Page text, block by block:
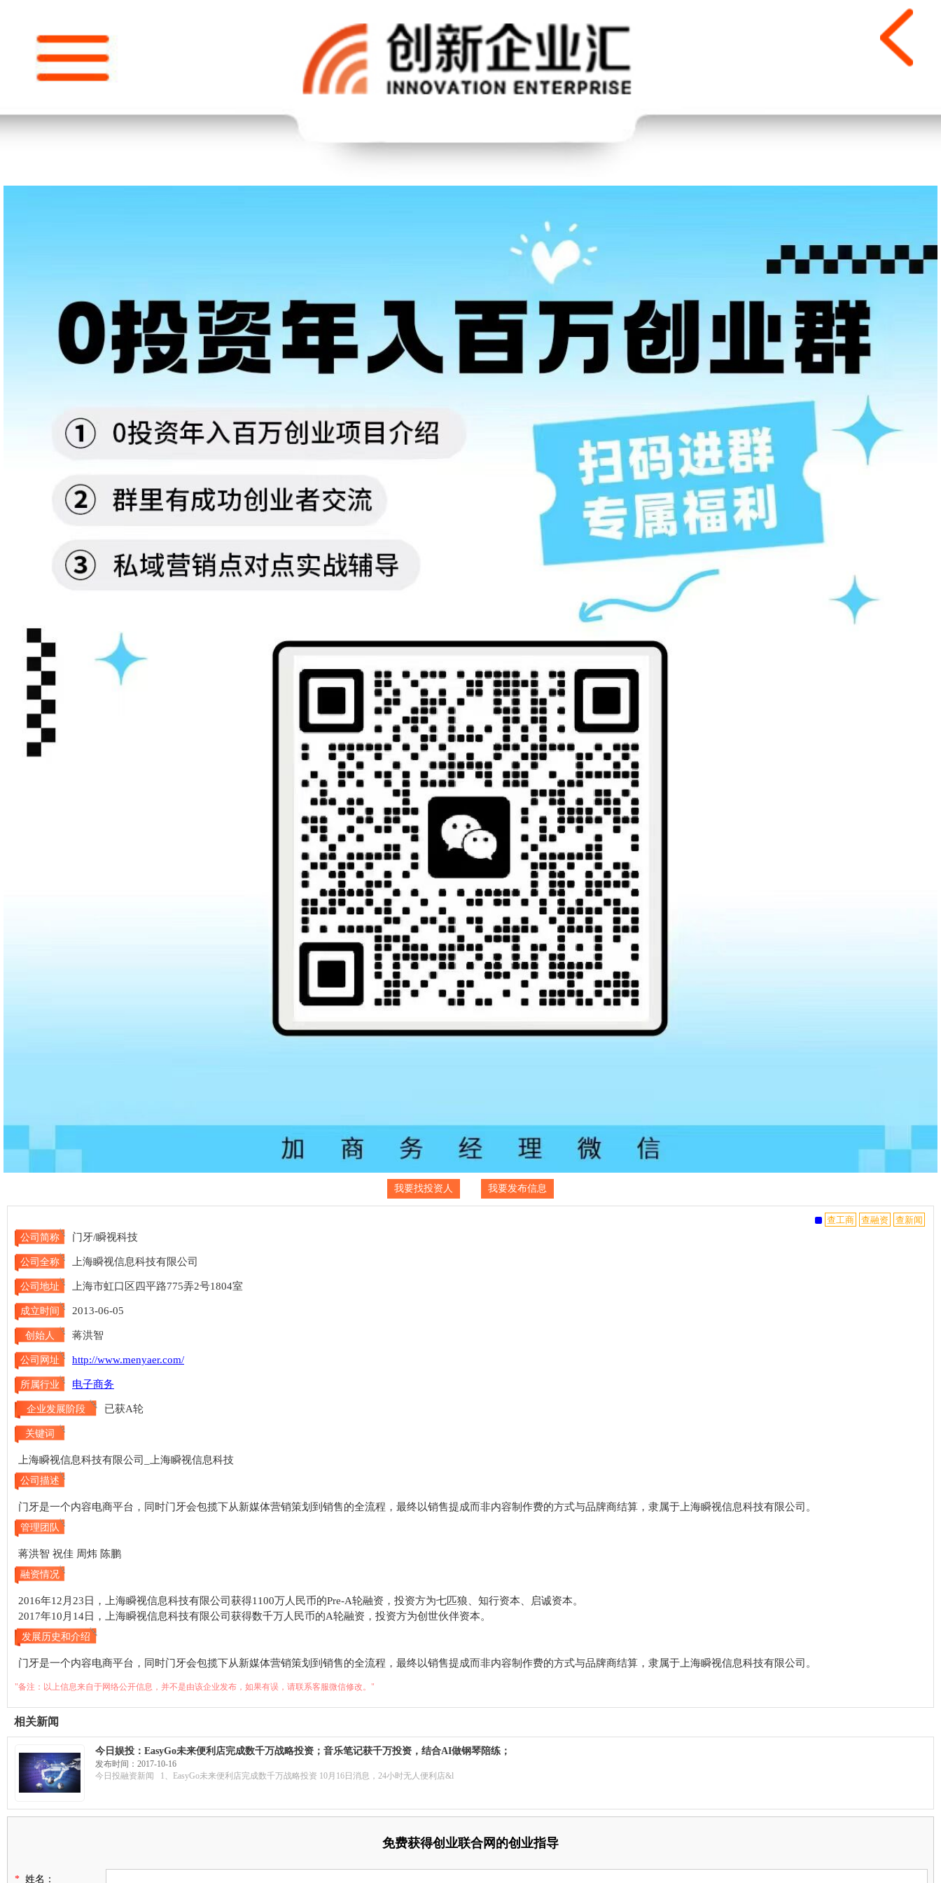
我要找投资人 我要发布信息
公司简称 门牙/瞬视科技
公司全称 上海瞬视信息科技有限公司
公司地址 上海市虹口区四平路775弄2号1804室
成立时间 2013-06-05
创始人 蒋洪智
公司网址 http://www.menyaer.com/
所属行业 电子商务
企业发展阶段 已获A轮
关键词
上海瞬视信息科技有限公司_上海瞬视信息科技
公司描述
门牙是一个内容电商平台，同时门牙会包揽下从新媒体营销策划到销售的全流程，最终以销售提成而非内容制作费的方式与品牌商结算，隶属于上海瞬视信息科技有限公司。
管理团队
蒋洪智 祝佳 周炜 陈鹏
融资情况
2016年12月23日，上海瞬视信息科技有限公司获得1100万人民币的Pre-A轮融资，投资方为七匹狼、知行资本、启诚资本。
2017年10月14日，上海瞬视信息科技有限公司获得数千万人民币的A轮融资，投资方为创世伙伴资本。
发展历史和介绍
门牙是一个内容电商平台，同时门牙会包揽下从新媒体营销策划到销售的全流程，最终以销售提成而非内容制作费的方式与品牌商结算，隶属于上海瞬视信息科技有限公司。
"备注：以上信息来自于网络公开信息，并不是由该企业发布，如果有误，请联系客服微信修改。"
相关新闻
今日娱投：EasyGo未来便利店完成数千万战略投资；音乐笔记获千万投资，结合AI做钢琴陪练；
乐刻运动获C轮融资，高瓴资本领投
发布时间：2017-10-16
今日投融资新闻 1、EasyGo未来便利店完成数千万战略投资 10月16日消息，24小时无人便利店&l
免费获得创业联合网的创业指导
* 姓名：